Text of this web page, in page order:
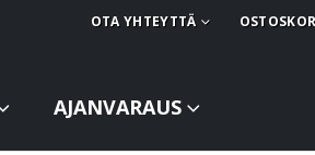
OTA YHTEYTTÄ
AJANVARAUS